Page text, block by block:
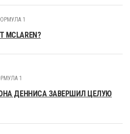
1
1
ДЕННИСА ЗАВЕРШИЛ ЦЕЛУЮ